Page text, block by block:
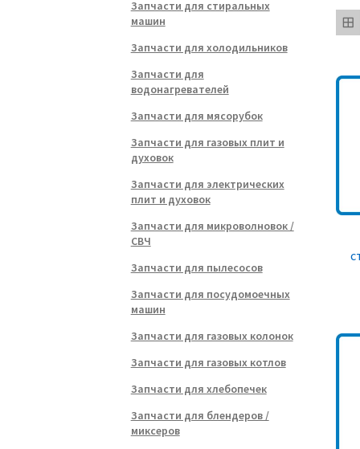
Запчасти для стиральных
машин
Запчасти для холодильников
Запчасти для
водонагревателей
Запчасти для мясорубок
Запчасти для газовых плит и
духовок
Запчасти для электрических
плит и духовок
Запчасти для микроволновок /
СВЧ
Запчасти для пылесосов
Запчасти для посудомоечных
машин
Запчасти для газовых колонок
Запчасти для газовых котлов
Запчасти для хлебопечек
Запчасти для блендеров /
миксеров